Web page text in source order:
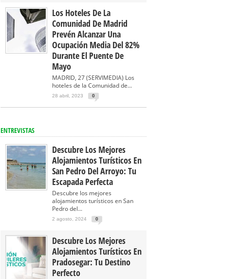
Los Hoteles De La
Comunidad De Madrid
Prevén Alcanzar Una
Ocupación Media Del 82%
Durante El Puente De
Mayo
MADRID, 27 (SERVIMEDIA) Los
hoteles de la Comunidad de...
28 abril, 2023 0
ENTREVISTAS
Descubre Los Mejores
Alojamientos Turísticos En
San Pedro Del Arroyo: Tu
Escapada Perfecta
Descubre los mejores
alojamientos turísticos en San
Pedro del...
2 agosto, 2024 0
Descubre Los Mejores
Alojamientos Turísticos En
Pradosegar: Tu Destino
Perfecto